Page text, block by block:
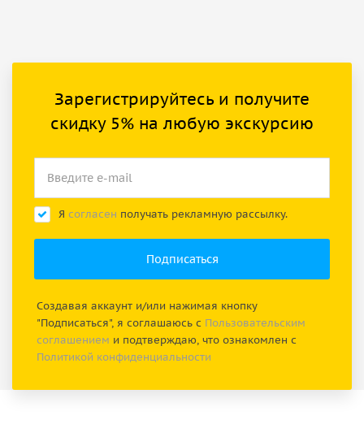
Зарегистрируйтесь и получите
скидку 5% на любую экскурсию
Я согласен получать рекламную рассылку.
Создавая аккаунт и/или нажимая кнопку
"Подписаться", я соглашаюсь с Пользовательским
соглашением и подтверждаю, что ознакомлен с
Политикой конфиденциальности